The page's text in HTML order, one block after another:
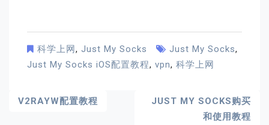
科学上网, Just My Socks Just My Socks,
Just My Socks iOS配置教程, vpn, 科学上网
文
V2RAYW配置教程
JUST MY SOCKS购买
和使用教程